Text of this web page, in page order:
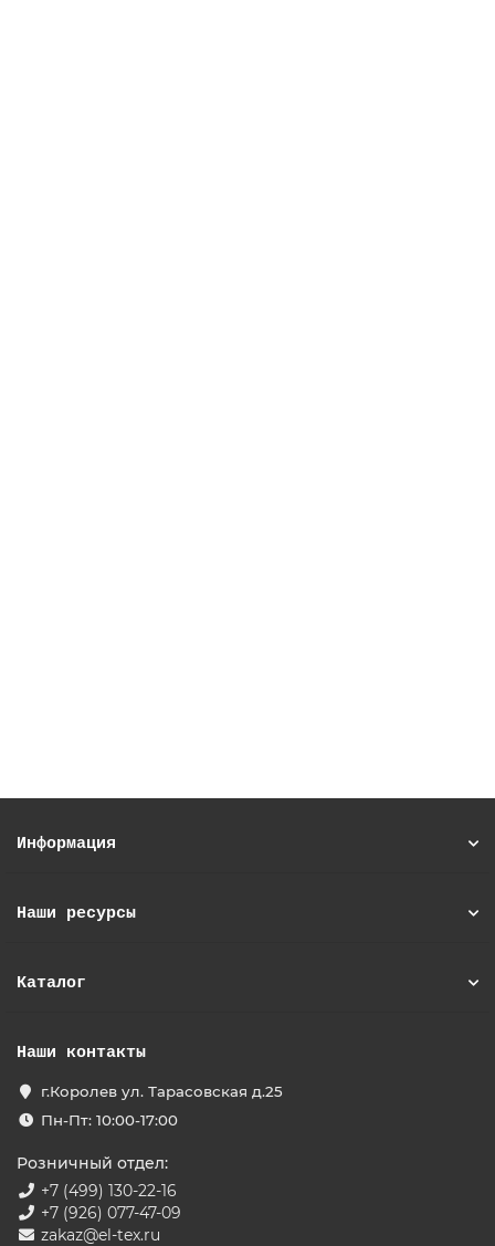
Информация
Наши ресурсы
Каталог
Наши контакты
г.Королев ул. Тарасовская д.25
Пн-Пт: 10:00-17:00
Розничный отдел:
+7 (499) 130-22-16
+7 (926) 077-47-09
zakaz@el-tex.ru